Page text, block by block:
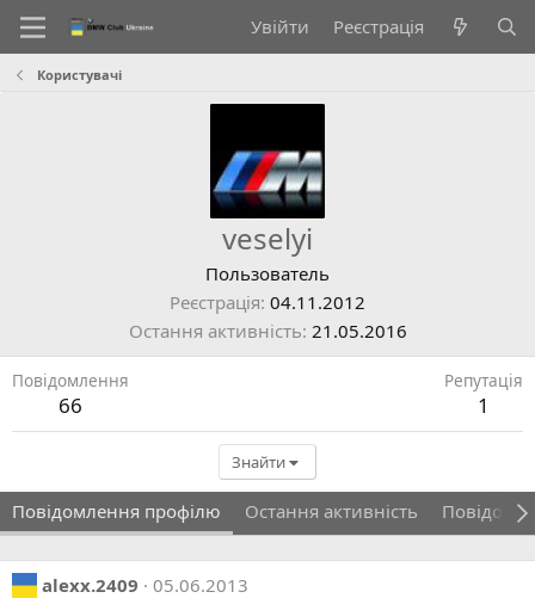
Увійти Реєстрація
Користувачі
veselyi
Пользователь
Реєстрація 04.11.2012
Остання активність 21.05.2016
Повідомлення
66
Репутація
1
Знайти
Повідомлення профілю Остання активність
alexx.2409
05.06.2013